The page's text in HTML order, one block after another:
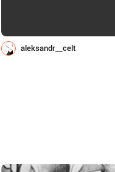
aleksandr__celt